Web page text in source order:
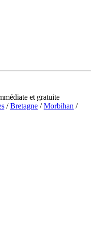
et gratuite
/Bretagne /Morbihan /